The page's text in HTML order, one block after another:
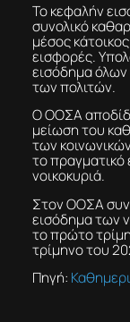
Το κεφαλήν
συνολικό
μέσος
εισφορές.
εισόδημα όλων
των πολιτών.
Ο ΟΟΣΑ
μείωση του
των
το πραγματικό
νοικοκυριά.
Στον ΟΟΣΑ
εισόδημα των
το πρώτο
τρίμηνο του
Πηγή: